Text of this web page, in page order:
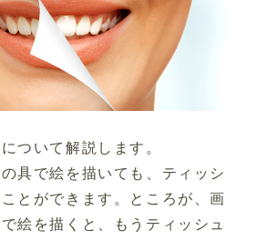
ついて解説します。
具で絵を描いても、ティッシ
とができます。ところが、画
絵を描くと、もうティッシュ